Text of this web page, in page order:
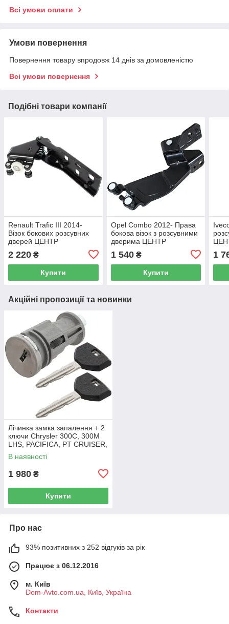
Всі умови оплати
Умови повернення
Повернення товару впродовж 14 днів за домовленістю
Всі умови повернення
Подібні товари компанії
Renault Trafic III 2014-
Візок бокових розсувних
дверей ЦЕНТР
2 220 ₴
Купити
Opel Combo 2012- Права
бокова візок з розсувними
дверима ЦЕНТР
1 540₴
Купити
1
Акційні пропозиції та новинки
Лічинка замка запалення + 2
ключи Chrysler 300C, 300M
LHS, PACIFICA, PT CRUISER,
SEBRING 5003843AB
В наявності
1 980 ₴
Купити
Про нас
93% позитивних з 252 відгуків за рік
Працює з 06.12.2016
м. Київ
Dom-Avto.com.ua, Київ, Україна
Контакти